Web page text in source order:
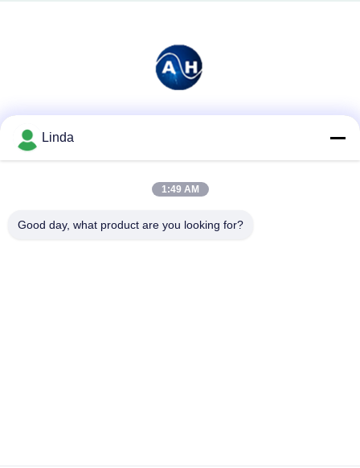
전화
Linda
1:49 AM
Good day, what product are you looking for?